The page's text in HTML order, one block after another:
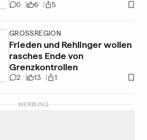
0 6 5
GROSSREGION
Frieden und Rehlinger wollen
rasches Ende von
Grenzkontrollen
2 13 1
WERBUNG